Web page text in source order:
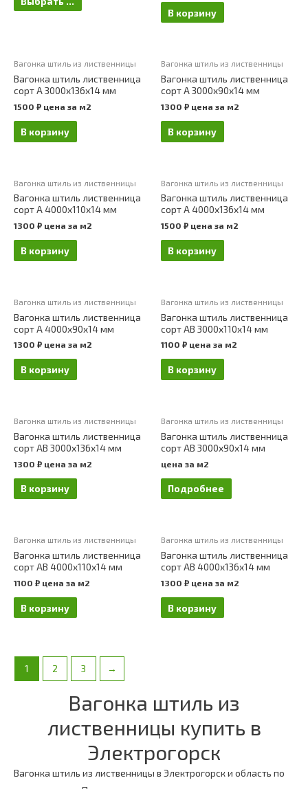
В корзину
Вагонка штиль из лиственницы
Вагонка штиль лиственница
сорт А 3000х136х14 мм
1500 ₽ цена за м2
В корзину
Вагонка штиль из лиственницы
Вагонка штиль лиственница
сорт А 3000х90х14 мм
1300 ₽ цена за м2
В корзину
Вагонка штиль из лиственницы
Вагонка штиль лиственница
сорт А 4000х110х14 мм
1300 ₽ цена за м2
В корзину
Вагонка штиль из лиственницы
Вагонка штиль лиственница
сорт А 4000х136х14 мм
1500 ₽ цена за м2
В корзину
Вагонка штиль из лиственницы
Вагонка штиль лиственница
сорт А 4000х90х14 мм
1300 ₽ цена за м2
В корзину
Вагонка штиль из лиственницы
Вагонка штиль лиственница
сорт АВ 3000х110х14 мм
1100 ₽ цена за м2
В корзину
Вагонка штиль из лиственницы
Вагонка штиль лиственница
сорт АВ 3000х136х14 мм
1300 ₽ цена за м2
В корзину
Вагонка штиль из лиственницы
Вагонка штиль лиственница
сорт АВ 3000х90х14 мм
цена за м2
Подробнее
Вагонка штиль из лиственницы
Вагонка штиль лиственница
сорт АВ 4000х110х14 мм
1100 ₽ цена за м2
В корзину
Вагонка штиль из лиственницы
Вагонка штиль лиственница
сорт АВ 4000х136х14 мм
1300 ₽ цена за м2
В корзину
1 2 3 →
Вагонка штиль из
лиственницы купить в
Электрогорск
Вагонка штиль из лиственницы в Электрогорск и область по